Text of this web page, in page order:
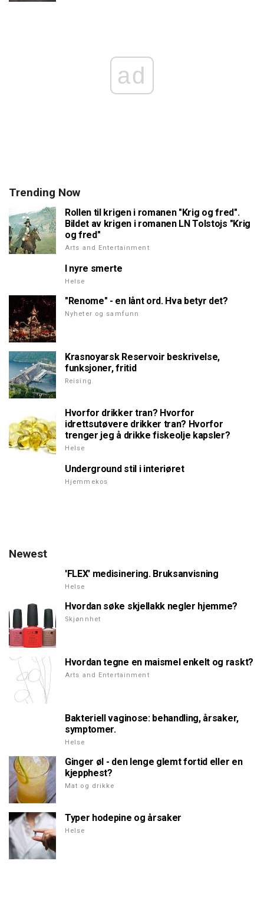
ad
Trending Now
Rollen til krigen i romanen "Krig og fred".
Bildet av krigen i romanen LN Tolstojs "Krig
og fred"
Arts and Entertainment
I nyre smerte
Helse
"Renome" - en lånt ord. Hva betyr det?
Nyheter og samfunn
Krasnoyarsk Reservoir beskrivelse,
funksjoner, fritid
Reising
Hvorfor drikker tran? Hvorfor
idrettsutøvere drikker tran? Hvorfor
trenger jeg å drikke fiskeolje kapsler?
Helse
Underground stil i interiøret
Hjemmekos
Newest
'FLEX' medisinering. Bruksanvisning
Helse
Hvordan søke skjellakk negler hjemme?
Skjønnhet
Hvordan tegne en maismel enkelt og raskt?
Arts and Entertainment
Bakteriell vaginose: behandling, årsaker,
symptomer.
Helse
Ginger øl - den lenge glemt fortid eller en
kjepphest?
Mat og drikke
Typer hodepine og årsaker
Helse